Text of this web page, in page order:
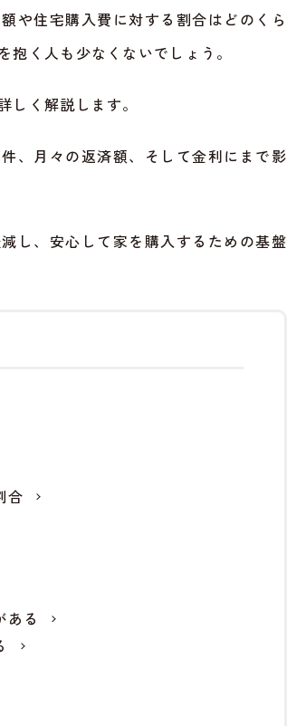
や住宅購入費に対する割合はどのくら
く人も少なくないでしょう。
く解説します。
、月々の返済額、そして金利にまで影
し、安心して家を購入するための基盤
合
ある